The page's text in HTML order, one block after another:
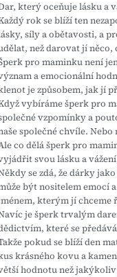
který oceňuje lásku a
rok se blíží ten
síly a obětavosti, a
než darovat jí
pro maminku není
a emocionální
je způsobem, jak jí
vybíráme šperk pro
vzpomínky a
společné chvíle.
co dělá šperk pro
svou lásku a
se zdá, že dárky
být nositelem emocí
kterým jí chceme
je šperk trvalým
které se
pokud se blíží den
krásného kovu a
hodnotu než